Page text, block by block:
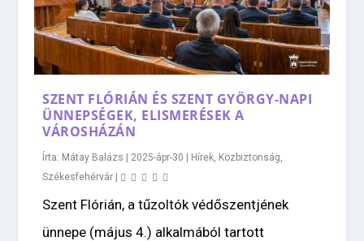
SZENT FLÓRIÁN ÉS SZENT GYÖRGY-NAPI
ÜNNEPSÉGEK, ELISMERÉSEK A
VÁROSHÁZÁN
Írta: Mátay Balázs | 2025-ápr-30 | Hírek Közbiztonság
Székesfehérvár |
Szent Flórián, a tűzoltók védőszentjének
ünnepe (május 4.) alkalmából tartott